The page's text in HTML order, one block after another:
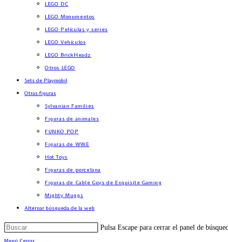
LEGO DC
LEGO Monumentos
LEGO Películas y series
LEGO Vehículos
LEGO BrickHeadz
Otros LEGO
Sets de Playmobil
Otras figuras
Sylvanian Families
Figuras de animales
FUNKO POP
Figuras de WWE
Hot Toys
Figuras de porcelana
Figuras de Cable Guys de Exquisite Gaming
Mighty Muggs
Alternar búsqueda de la web
Pulsa Escape para cerrar el panel de